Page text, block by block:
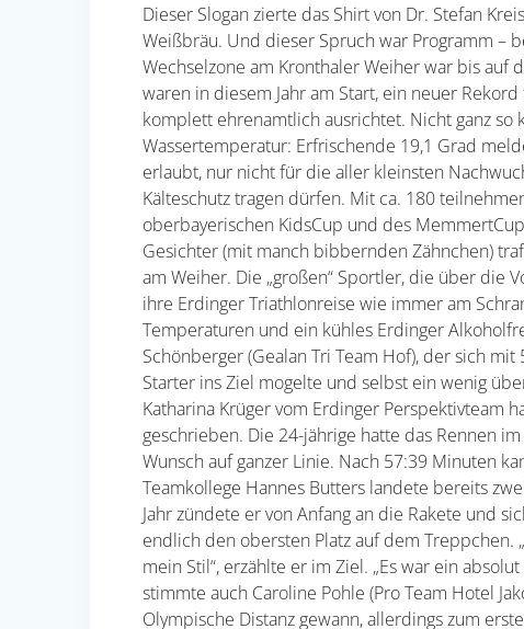
Dieser Slogan zierte das Shirt von Dr. Stefan
Weißbräu. Und dieser Spruch war Programm –
Wechselzone am Kronthaler Weiher war bis
waren in diesem Jahr am Start, ein neuer
komplett ehrenamtlich ausrichtet. Nicht ganz
Wassertemperatur: Erfrischende 19,1 Grad
erlaubt, nur nicht für die aller kleinsten
Kälteschutz tragen dürfen. Mit ca. 180
oberbayerischen KidsCup und des
Gesichter (mit manch bibbernden Zähnchen)
am Weiher. Die „großen“ Sportler, die über die
ihre Erdinger Triathlonreise wie immer am
Temperaturen und ein kühles Erdinger
Schönberger (Gealan Tri Team Hof), der sich
Starter ins Ziel mogelte und selbst ein wenig
Katharina Krüger vom Erdinger Perspektivteam
geschrieben. Die 24-jährige hatte das Rennen
Wunsch auf ganzer Linie. Nach 57:39 Minuten
Teamkollege Hannes Butters landete bereits
Jahr zündete er von Anfang an die Rakete und
endlich den obersten Platz auf dem Treppchen.
mein Stil“, erzählte er im Ziel. „Es war ein
stimmte auch Caroline Pohle (Pro Team Hotel
Olympische Distanz gewann, allerdings zum